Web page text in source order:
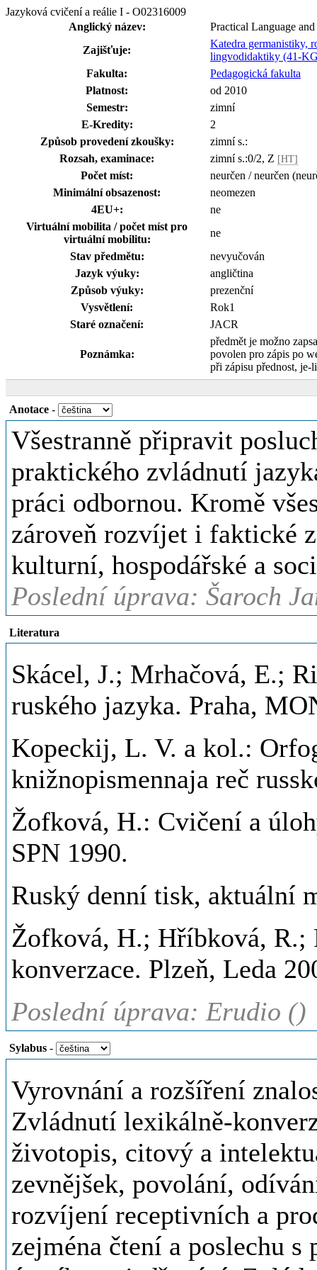
Jazyková cvičení a reálie I - O02316009
Anglický název:
Practical Language
Zajišťuje:
Katedra germanistiky,
lingvodidaktiky (41-
Fakulta:
Pedagogická fakulta
Platnost:
od 2010
Semestr:
zimní
E-Kredity:
2
Způsob provedení zkoušky:
zimní s.:
Rozsah, examinace:
zimní s.:0/2, Z [HT]
Počet míst:
neurčen / neurčen
Minimální obsazenost:
neomezen
4EU+:
ne
Virtuální mobilita / počet míst pro
virtuální mobilitu:
ne
Stav předmětu:
nevyučován
Jazyk výuky:
angličtina
Způsob výuky:
prezenční
Vysvětlení:
Rok1
Staré označení:
JACR
Poznámka:
předmět je možno
povolen pro zápis po
při zápisu přednost, je-
Anotace -
Všestranně připravit
praktického zvládnutí
práci odbornou. Kromě
zároveň rozvíjet i faktické
kulturní, hospodářské a
Poslední úprava: Šaroch
Literatura
Skácel, J.; Mrhačová, E.;
ruského jazyka. Praha,
Kopeckij, L. V. a kol.:
knižnopismennaja reč
Žofková, H.: Cvičení a
SPN 1990.
Ruský denní tisk, aktuální
Žofková, H.; Hříbková, R.;
konverzace. Plzeň, Leda
Poslední úprava: Erudio ()
Sylabus -
Vyrovnání a rozšíření
Zvládnutí lexikálně-
životopis, citový a
zevnějšek, povolání,
rozvíjení receptivních a
zejména čtení a poslechu